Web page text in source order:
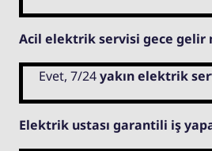
Acil elektrik servisi gece gelir
Evet, 7/24yakın elektrik
Elektrik ustası garantili iş